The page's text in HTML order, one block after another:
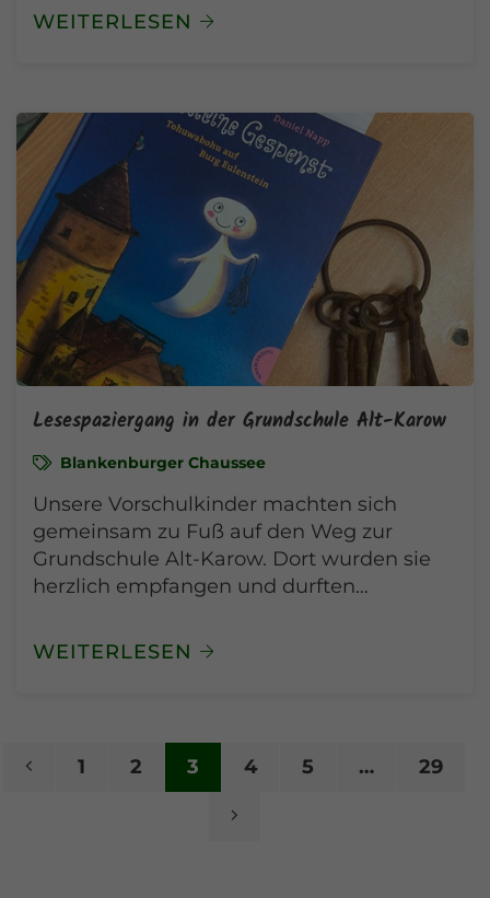
WEITERLESEN
Lesespaziergang in der Grundschule Alt-Karow
Blankenburger Chaussee
Unsere Vorschulkinder machten sich
gemeinsam zu Fuß auf den Weg zur
Grundschule Alt-Karow. Dort wurden sie
herzlich empfangen und durften…
WEITERLESEN
Seitennummerierung der
V
1 2 3 4 5 …
29
N